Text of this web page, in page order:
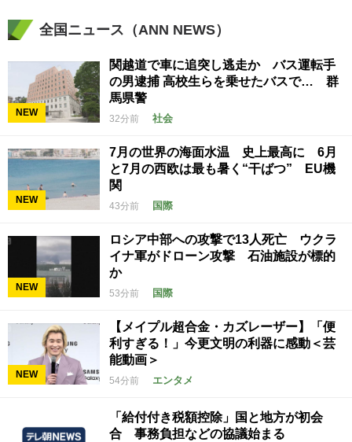
全国ニュース（ANN NEWS）
NEW
関越道で車に追突し逃走か バス運転手
の男逮捕 高校生らを乗せたバスで… 群
馬県警
32分前 社会
NEW
7月の世界の海面水温 史上最高に 6月
と7月の西欧は最も暑く“干ばつ” EU機
関
43分前 国際
NEW
ロシア中部への攻撃で13人死亡 ウクラ
イナ軍がドローン攻撃 石油施設が標的
か
53分前 国際
NEW
【メイプル超合金・カズレーザー】「便
利すぎる！」今更文明の利器に感動＜芸
能動画＞
54分前 エンタメ
「給付付き税額控除」国と地方が初会
合 事務負担などの協議始まる